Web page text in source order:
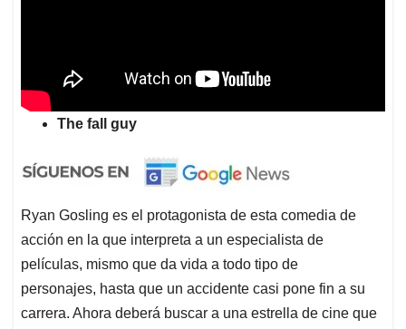
The fall guy
Ryan Gosling es el protagonista de esta comedia de
acción en la que interpreta a un especialista de
películas, mismo que da vida a todo tipo de
personajes, hasta que un accidente casi pone fin a su
carrera. Ahora deberá buscar a una estrella de cine que